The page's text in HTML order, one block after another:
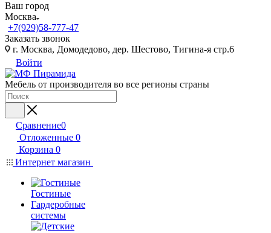
Ваш город
Москва
+7(929)58-777-47
Заказать звонок
г. Москва, Домодедово, дер. Шестово, Тигина-я стр.6
Войти
Мебель от производителя во все регионы страны
Сравнение0
Отложенные 0
Корзина 0
Интернет магазин
Гостиные
Гардеробные
системы